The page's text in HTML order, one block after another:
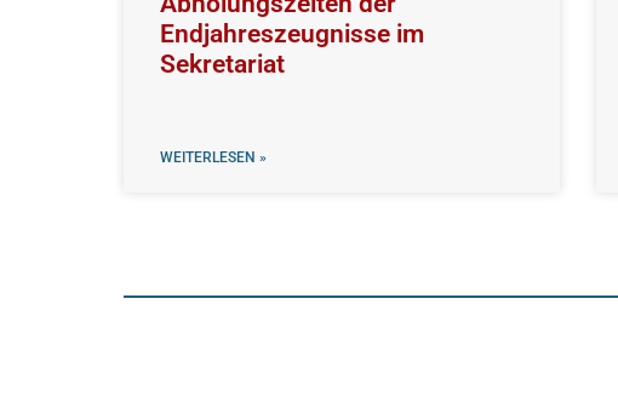
Endjahreszeugnisse im
Sekretariat
WEITERLESEN »